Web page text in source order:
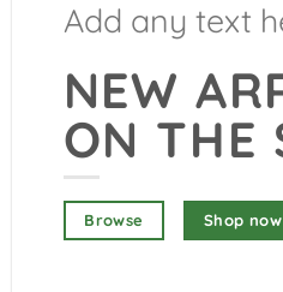
Add any text
NEW
ON THE
Browse Shop now